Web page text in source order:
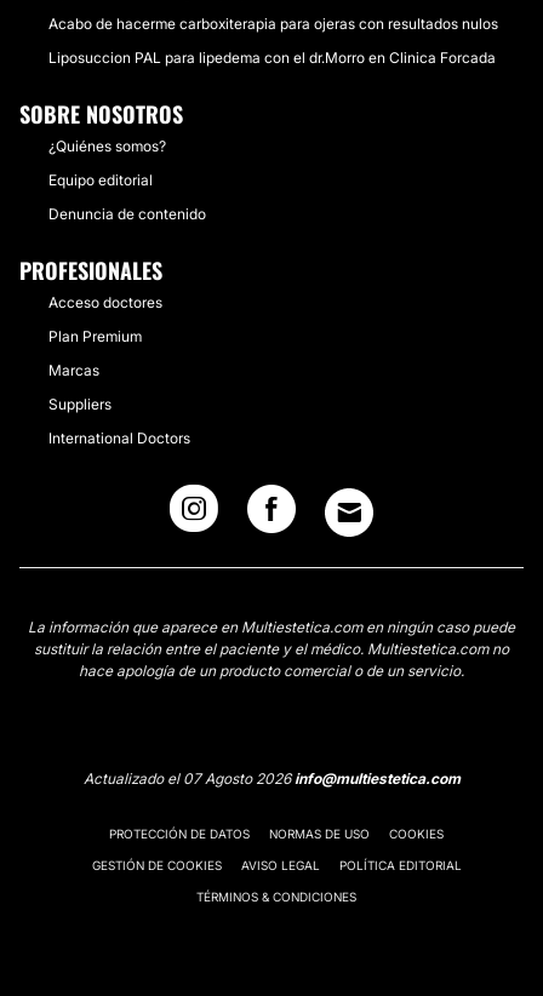
Acabo de hacerme carboxiterapia para ojeras con resultados nulos
Liposuccion PAL para lipedema con el dr.Morro en Clinica Forcada
SOBRE NOSOTROS
¿Quiénes somos?
Equipo editorial
Denuncia de contenido
PROFESIONALES
Acceso doctores
Plan Premium
Marcas
Suppliers
International Doctors
La información que aparece en Multiestetica.com en ningún caso puede
sustituir la relación entre el paciente y el médico. Multiestetica.com no
hace apología de un producto comercial o de un servicio.
Actualizado el 07 Agosto 2026info@multiestetica.com
PROTECCIÓN DE DATOS NORMAS DE USO COOKIES
GESTIÓN DE COOKIES AVISO LEGAL POLÍTICA EDITORIAL
TÉRMINOS & CONDICIONES